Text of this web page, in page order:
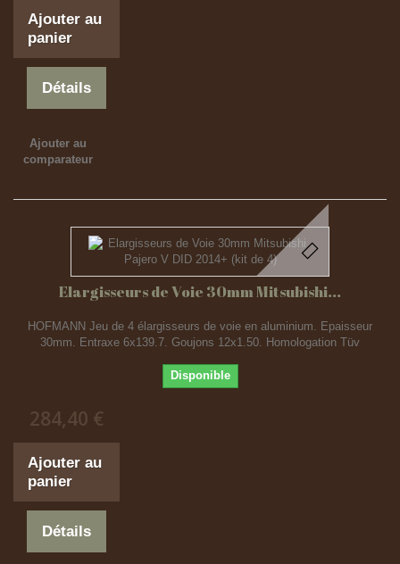
Ajouter au
panier
Détails
Ajouter au
comparateur
Elargisseurs de Voie 30mm Mitsubishi...
HOFMANN Jeu de 4 élargisseurs de voie en aluminium. Epaisseur
30mm. Entraxe 6x139.7. Goujons 12x1.50. Homologation Tüv
Disponible
284,40 €
Ajouter au
panier
Détails